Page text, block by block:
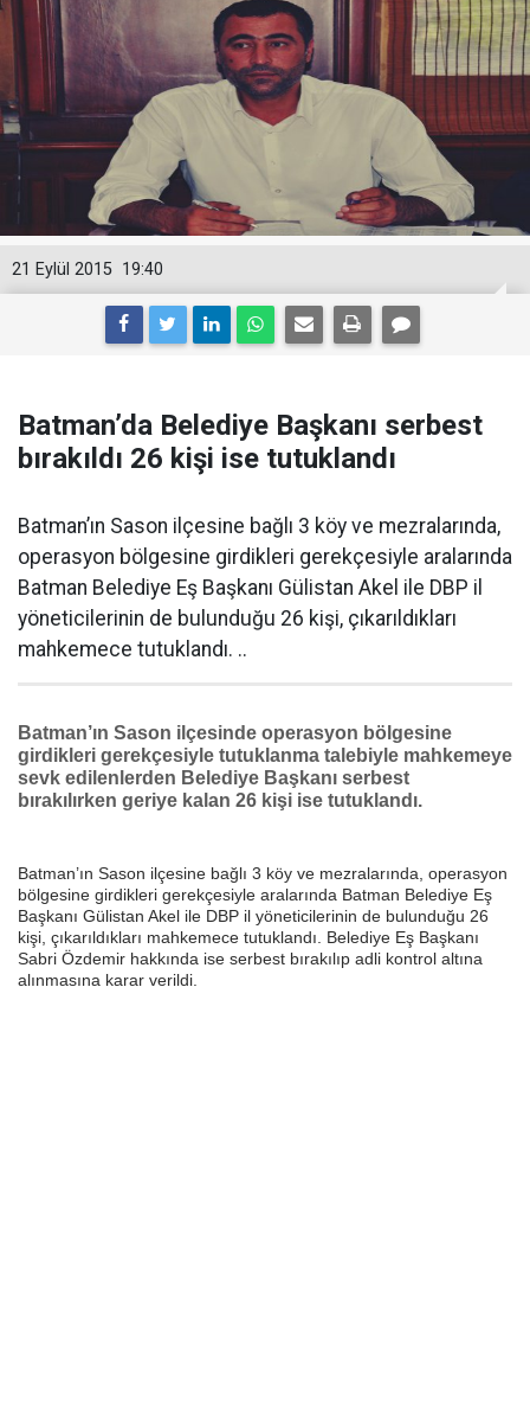
19:40
21 Eylül 2015
Batman’da Belediye Başkanı serbest
bırakıldı 26 kişi ise tutuklandı
Batman’ın Sason ilçesine bağlı 3 köy ve mezralarında,
operasyon bölgesine girdikleri gerekçesiyle aralarında
Batman Belediye Eş Başkanı Gülistan Akel ile DBP il
yöneticilerinin de bulunduğu 26 kişi, çıkarıldıkları
mahkemece tutuklandı. ..
Batman’ın Sason ilçesinde operasyon bölgesine
girdikleri gerekçesiyle tutuklanma talebiyle mahkemeye
sevk edilenlerden Belediye Başkanı serbest
bırakılırken geriye kalan 26 kişi ise tutuklandı.
Batman’ın Sason ilçesine bağlı 3 köy ve mezralarında, operasyon
bölgesine girdikleri gerekçesiyle aralarında Batman Belediye Eş
Başkanı Gülistan Akel ile DBP il yöneticilerinin de bulunduğu 26
kişi, çıkarıldıkları mahkemece tutuklandı. Belediye Eş Başkanı
Sabri Özdemir hakkında ise serbest bırakılıp adli kontrol altına
alınmasına karar verildi.